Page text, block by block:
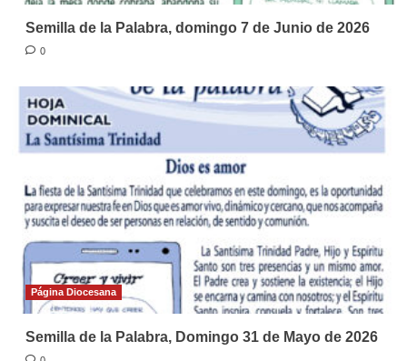
Semilla de la Palabra, domingo 7 de Junio de 2026
0
Página Diocesana
Semilla de la Palabra, Domingo 31 de Mayo de 2026